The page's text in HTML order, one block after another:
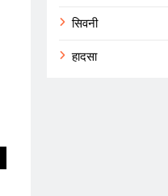
सिवनी
हादसा